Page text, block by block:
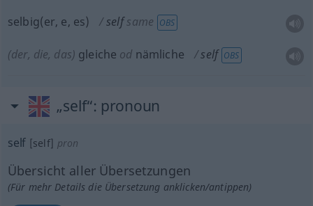
selbig(er, e, es) self same OBS
(der, die, das) gleiche od nämliche self OBS
„self“: pronoun
self [self] pron
Übersicht aller Übersetzungen
(Für mehr Details die Übersetzung anklicken/antippen)